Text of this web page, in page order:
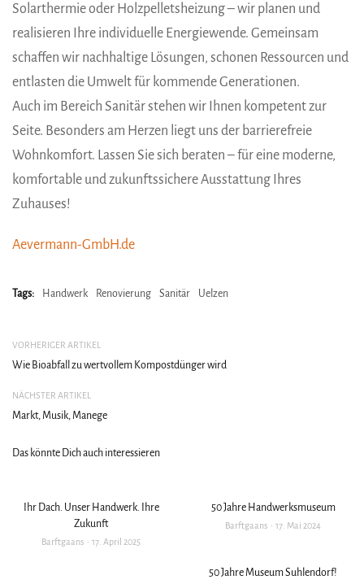
Solarthermie oder Holzpelletsheizung – wir planen und
realisieren Ihre individuelle Energiewende. Gemeinsam
schaffen wir nachhaltige Lösungen, schonen Ressourcen und
entlasten die Umwelt für kommende Generationen.
Auch im Bereich Sanitär stehen wir Ihnen kompetent zur
Seite. Besonders am Herzen liegt uns der barrierefreie
Wohnkomfort. Lassen Sie sich beraten – für eine moderne,
komfortable und zukunftssichere Ausstattung Ihres
Zuhauses!
Aevermann-GmbH.de
Tags: Handwerk Renovierung Sanitär Uelzen
VORHERIGER ARTIKEL
Wie Bioabfall zu wertvollem Kompostdünger wird
NÄCHSTER ARTIKEL
Markt, Musik, Manege
Das könnte Dich auch interessieren
Ihr Dach. Unser Handwerk. Ihre
Zukunft
Barftgaans 17. April 2025
50 Jahre Handwerksmuseum
Barftgaans 17. Mai 2024
50 Jahre Museum Suhlendorf!